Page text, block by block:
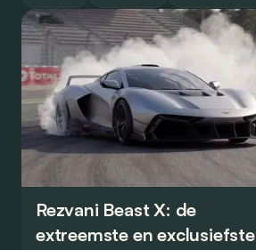
Rezvani Beast X: de
extreemste en exclusiefste